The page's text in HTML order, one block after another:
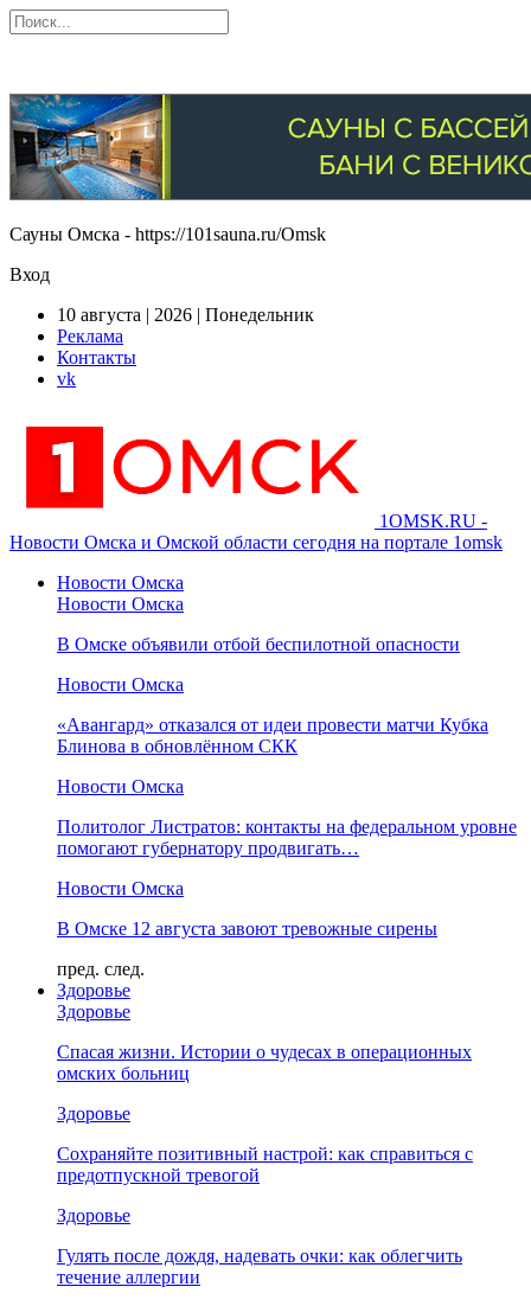
Сауны Омска - https://101sauna.ru/Omsk
Вход
10 августа | 2026 | Понедельник
Реклама
Контакты
vk
1OMSK.RU -
Новости Омска и Омской области сегодня на портале 1omsk
Новости Омска
Новости Омска
В Омске объявили отбой беспилотной опасности
Новости Омска
«Авангард» отказался от идеи провести матчи Кубка
Блинова в обновлённом СКК
Новости Омска
Политолог Листратов: контакты на федеральном уровне
помогают губернатору продвигать…
Новости Омска
В Омске 12 августа завоют тревожные сирены
пред. след.
Здоровье
Здоровье
Спасая жизни. Истории о чудесах в операционных
омских больниц
Здоровье
Сохраняйте позитивный настрой: как справиться с
предотпускной тревогой
Здоровье
Гулять после дождя, надевать очки: как облегчить
течение аллергии